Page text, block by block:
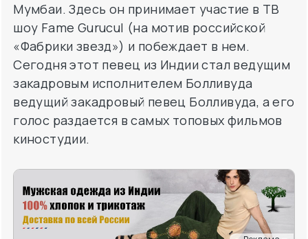
Мумбаи. Здесь он принимает участие в ТВ
шоу Fame Gurucul (на мотив российской
«Фабрики звезд») и побеждает в нем.
Сегодня этот певец из Индии стал ведущим
закадровым исполнителем Болливуда
ведущий закадровый певец Болливуда, а его
голос раздается в самых топовых фильмов
киностудии.